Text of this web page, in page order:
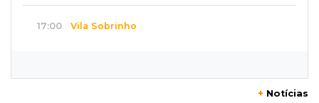
17:00 Vila Sobrinho
+ Notícias